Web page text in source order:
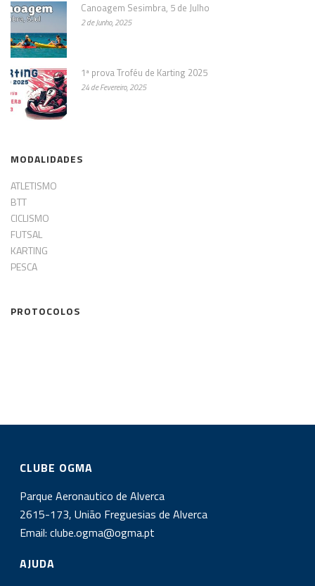
Canoagem Sesimbra, 5 de Julho
2 de Junho, 2025
1ª prova Troféu de Karting 2025
24 de Fevereiro, 2025
MODALIDADES
ATLETISMO
BTT
CICLISMO
FUTSAL
KARTING
PESCA
PROTOCOLOS
CLUBE OGMA
Parque Aeronautico de Alverca
2615-173, União Freguesias de Alverca
Email:clube.ogma@ogma.pt
AJUDA